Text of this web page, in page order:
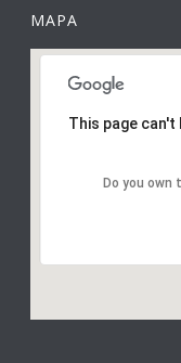
MAPA
This page
Do you own